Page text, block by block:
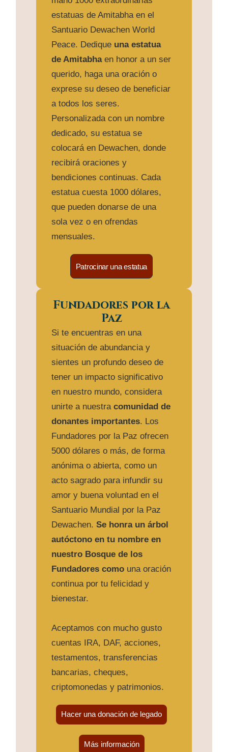
estatuas de Amitabha en el
Santuario Dewachen World
Peace. Dedique una estatua
de Amitabhaen honor a un ser
querido, haga una oración o
exprese su deseo de beneficiar
a todos los seres.
Personalizada con un nombre
dedicado, su estatua se
colocará en Dewachen, donde
recibirá oraciones y
bendiciones continuas. Cada
estatua cuesta 1000 dólares,
que pueden donarse de una
sola vez o en ofrendas
mensuales.
Patrocinar una estatua
Fundadores por la
Paz
Si te encuentras en una
situación de abundancia y
sientes un profundo deseo de
tener un impacto significativo
en nuestro mundo, considera
unirte a nuestra comunidad de
donantes importantes. Los
Fundadores por la Paz ofrecen
5000 dólares o más, de forma
anónima o abierta, como un
acto sagrado para infundir su
amor y buena voluntad en el
Santuario Mundial por la Paz
Dewachen. Se honra un árbol
autóctono en tu nombre en
nuestro Bosque de los
Fundadores como una oración
continua por tu felicidad y
bienestar.
Aceptamos con mucho gusto
cuentas IRA, DAF, acciones,
testamentos, transferencias
bancarias, cheques,
criptomonedas y patrimonios.
Hacer una donación de legado
Más información